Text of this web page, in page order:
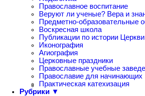
Православное воспитание
Веруют ли ученые? Вера и
Предметно-образовательные
Воскресная школа
Публикации по истории Церкви
Иконография
Агиография
Церковные праздники
Православные учебные
Православие для начинающих
Практическая катехизация
Рубрики ▼